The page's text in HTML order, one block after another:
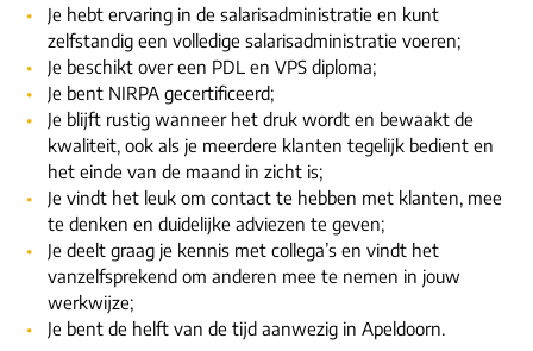
Je hebt ervaring in de salarisadministratie en kunt
zelfstandig een volledige salarisadministratie voeren;
Je beschikt over een PDL en VPS diploma;
Je bent NIRPA gecertificeerd;
Je blijft rustig wanneer het druk wordt en bewaakt de
kwaliteit, ook als je meerdere klanten tegelijk bedient en
het einde van de maand in zicht is;
Je vindt het leuk om contact te hebben met klanten, mee
te denken en duidelijke adviezen te geven;
Je deelt graag je kennis met collega’s en vindt het
vanzelfsprekend om anderen mee te nemen in jouw
werkwijze;
Je bent de helft van de tijd aanwezig in Apeldoorn.